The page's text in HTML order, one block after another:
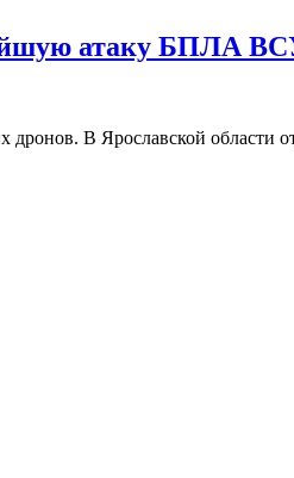
атаку БПЛА
дронов. В Ярославской